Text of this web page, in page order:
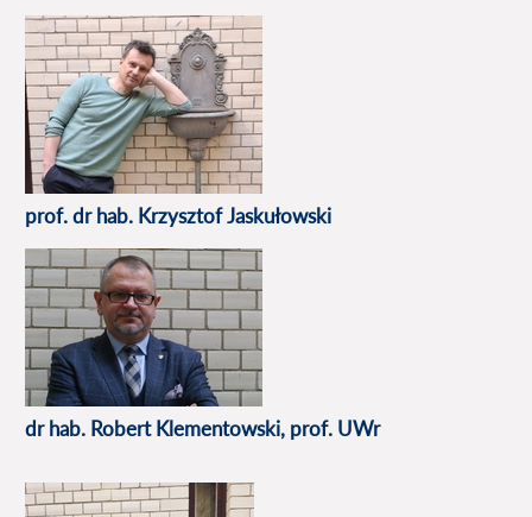
prof. dr hab. Krzysztof Jaskułowski
dr hab. Robert Klementowski, prof. UWr